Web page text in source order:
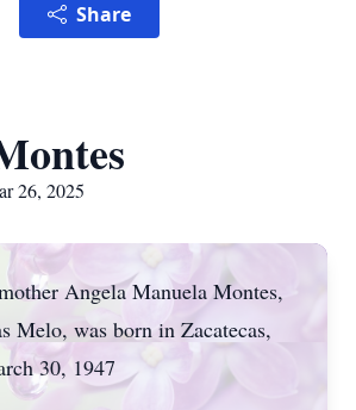
Share
26, 2025
Angela Manuela Montes,
Melo, was born in Zacatecas,
30, 1947